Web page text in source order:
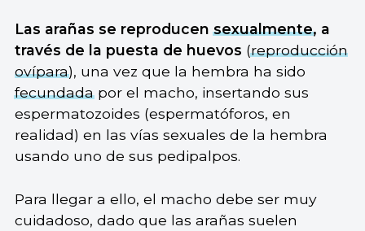
Las arañas se reproducensexualmente, a
través de la puesta de huevos (reproducción
ovípara), una vez que la hembra ha sido
fecundadapor el macho, insertando sus
espermatozoides (espermatóforos, en
realidad) en las vías sexuales de la hembra
usando uno de sus pedipalpos.
Para llegar a ello, el macho debe ser muy
cuidadoso, dado que las arañas suelen